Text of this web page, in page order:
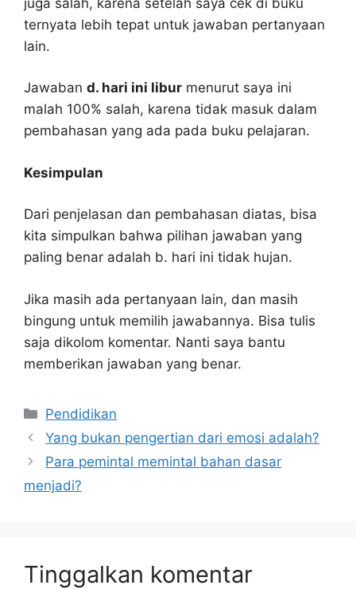
ternyata lebih tepat untuk jawaban pertanyaan
lain.
Jawaban d. hari ini libur menurut saya ini
malah 100% salah, karena tidak masuk dalam
pembahasan yang ada pada buku pelajaran.
Kesimpulan
Dari penjelasan dan pembahasan diatas, bisa
kita simpulkan bahwa pilihan jawaban yang
paling benar adalah b. hari ini tidak hujan.
Jika masih ada pertanyaan lain, dan masih
bingung untuk memilih jawabannya. Bisa tulis
saja dikolom komentar. Nanti saya bantu
memberikan jawaban yang benar.
Kategori
Pendidikan
Yang bukan pengertian dari emosi adalah?
Para pemintal memintal bahan dasar
menjadi?
Tinggalkan komentar